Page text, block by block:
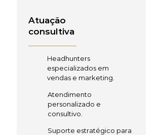
Atuação
consultiva
Headhunters
especializados em
vendas e marketing.
Atendimento
personalizado e
consultivo.
Suporte estratégico para